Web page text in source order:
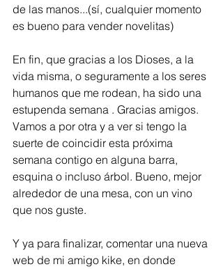
de las manos...(sí, cualquier momento
es bueno para vender novelitas)
En fin, que gracias a los Dioses, a la
vida misma, o seguramente a los seres
humanos que me rodean, ha sido una
estupenda semana . Gracias amigos.
Vamos a por otra y a ver si tengo la
suerte de coincidir esta próxima
semana contigo en alguna barra,
esquina o incluso árbol. Bueno, mejor
alrededor de una mesa, con un vino
que nos guste.
Y ya para finalizar, comentar una nueva
web de mi amigo kike, en donde